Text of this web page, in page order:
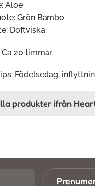
Aloe
Grön Bambo
Doftviska
20 timmar.
Födelsedag,
produkter ifrån